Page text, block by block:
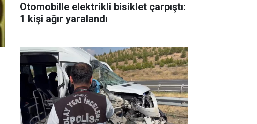
Otomobille elektrikli bisiklet çarpıştı:
1 kişi ağır yaralandı